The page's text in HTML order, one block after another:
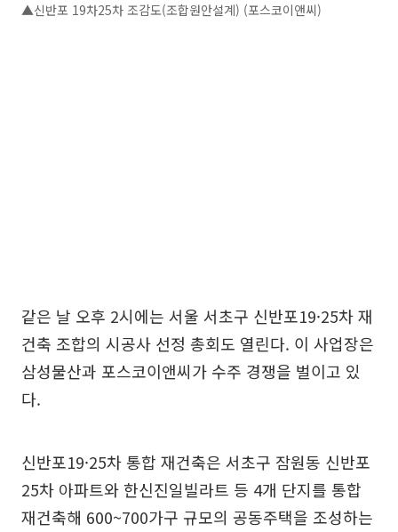
▲신반포 19차25차 조감도(조합원안설계) (포스코이앤씨)
같은 날 오후 2시에는 서울 서초구 신반포19·25차 재
건축 조합의 시공사 선정 총회도 열린다. 이 사업장은
삼성물산과 포스코이앤씨가 수주 경쟁을 벌이고 있
다.
신반포19·25차 통합 재건축은 서초구 잠원동 신반포
25차 아파트와 한신진일빌라트 등 4개 단지를 통합
재건축해 600~700가구 규모의 공동주택을 조성하는